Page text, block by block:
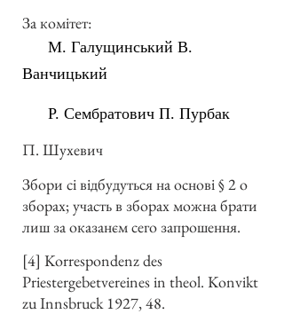
За комітет:
М. Галущинський В.
Ванчицький
Р. Сембратович П. Пурбак
П. Шухевич
Збори сі відбудуться на основі § 2 о
зборах; участь в зборах можна брати
лиш за оказанєм сего запрошення.
[4] Korrespondenz des
Priestergebetvereines in theol. Konvikt
zu Innsbruck 1927, 48.